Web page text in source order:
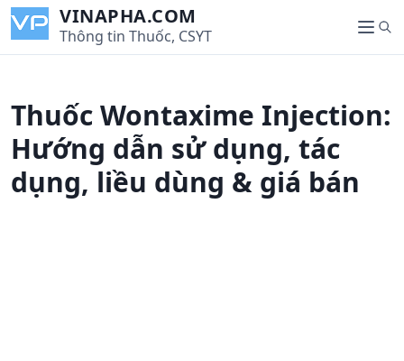
i
VINAPHA.COM
Thông tin Thuốc, CSYT
M
e
S
e
c
Thuốc Wontaxime Injection:
Hướng dẫn sử dụng, tác
dụng, liều dùng & giá bán